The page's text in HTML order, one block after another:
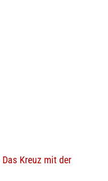
Das Kreuz mit der